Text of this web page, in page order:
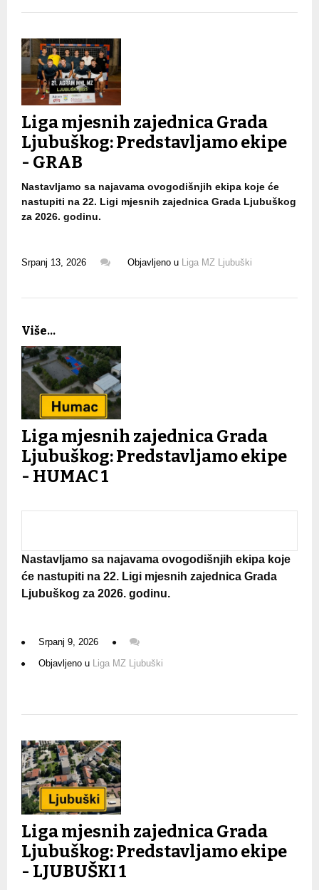
Liga mjesnih zajednica Grada
Ljubuškog: Predstavljamo ekipe
- GRAB
Nastavljamo sa najavama ovogodišnjih ekipa koje će
nastupiti na 22. Ligi mjesnih zajednica Grada Ljubuškog
za 2026. godinu.
Srpanj 13, 2026 Objavljeno u Liga MZ Ljubuški
Više...
Liga mjesnih zajednica Grada
Ljubuškog: Predstavljamo ekipe
- HUMAC 1
Nastavljamo sa najavama ovogodišnjih ekipa koje
će nastupiti na 22. Ligi mjesnih zajednica Grada
Ljubuškog za 2026. godinu.
Srpanj 9, 2026
Objavljeno u
Liga MZ Ljubuški
Liga mjesnih zajednica Grada
Ljubuškog: Predstavljamo ekipe
- LJUBUŠKI 1